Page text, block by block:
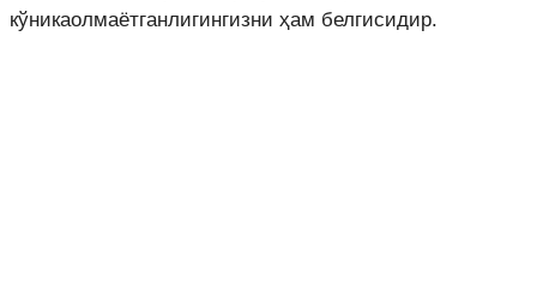
кўникаолмаётганлигингизни ҳам белгисидир.